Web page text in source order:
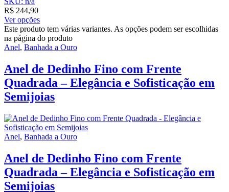
R$ 244,90
Ver opções
Este produto tem várias variantes. As opções podem ser escolhidas
na página do produto
Anel, Banhada a Ouro
Anel de Dedinho Fino com Frente
Quadrada – Elegância e Sofisticação em
Semijoias
Anel, Banhada a Ouro
Anel de Dedinho Fino com Frente
Quadrada – Elegância e Sofisticação em
Semijoias